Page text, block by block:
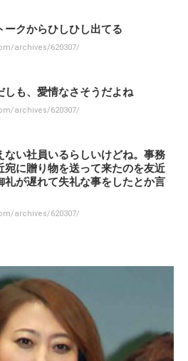
ークからひしひし出てる
archives/620307/
しも、愛情なさそうだよね
archives/620307/
ない社員いるらしいけどね。事務
宛に贈り物を送って来たのを友近
礼が遅れて失礼な事をしたとか言
archives/620307/